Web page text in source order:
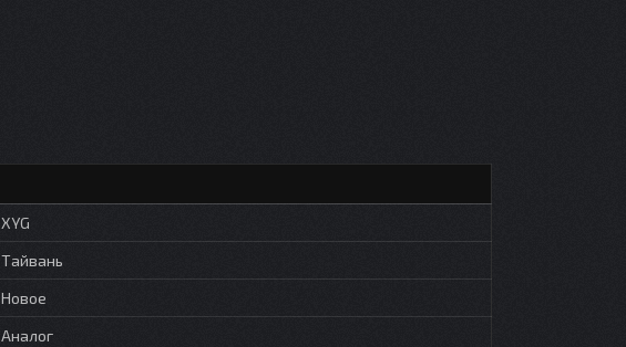
XYG
Тайвань
Новое
Аналог